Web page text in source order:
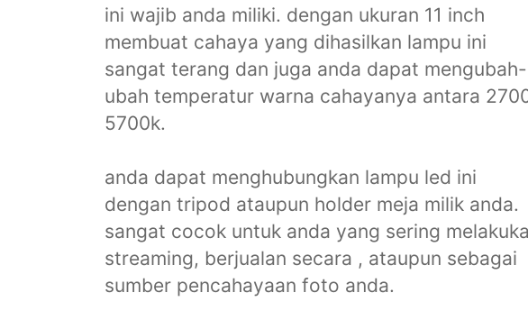
ini wajib anda miliki. dengan ukuran 11 inch
membuat cahaya yang dihasilkan lampu ini
sangat terang dan juga anda dapat mengubah-
ubah temperatur warna cahayanya antara
5700k.
anda dapat menghubungkan lampu led ini
dengan tripod ataupun holder meja milik anda.
sangat cocok untuk anda yang sering
streaming, berjualan secara , ataupun sebagai
sumber pencahayaan foto anda.